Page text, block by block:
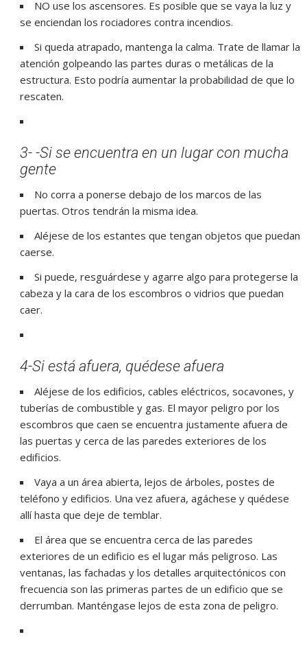
NO use los ascensores. Es posible que se vaya la luz y
se enciendan los rociadores contra incendios.
Si queda atrapado, mantenga la calma. Trate de llamar la
atención golpeando las partes duras o metálicas de la
estructura. Esto podría aumentar la probabilidad de que lo
rescaten.
3- -Si se encuentra en un lugar con mucha
gente
No corra a ponerse debajo de los marcos de las
puertas. Otros tendrán la misma idea.
Aléjese de los estantes que tengan objetos que puedan
caerse.
Si puede, resguárdese y agarre algo para protegerse la
cabeza y la cara de los escombros o vidrios que puedan
caer.
4-Si está afuera, quédese afuera
Aléjese de los edificios, cables eléctricos, socavones, y
tuberías de combustible y gas. El mayor peligro por los
escombros que caen se encuentra justamente afuera de
las puertas y cerca de las paredes exteriores de los
edificios.
Vaya a un área abierta, lejos de árboles, postes de
teléfono y edificios. Una vez afuera, agáchese y quédese
allí hasta que deje de temblar.
El área que se encuentra cerca de las paredes
exteriores de un edificio es el lugar más peligroso. Las
ventanas, las fachadas y los detalles arquitectónicos con
frecuencia son las primeras partes de un edificio que se
derrumban. Manténgase lejos de esta zona de peligro.